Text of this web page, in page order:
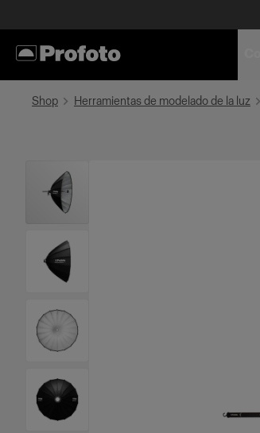
Shop Herramientas de modelado de la luz